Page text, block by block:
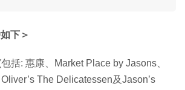
下＞
括: 惠康、Market Place by Jasons、
The Delicatessen及Jason’s